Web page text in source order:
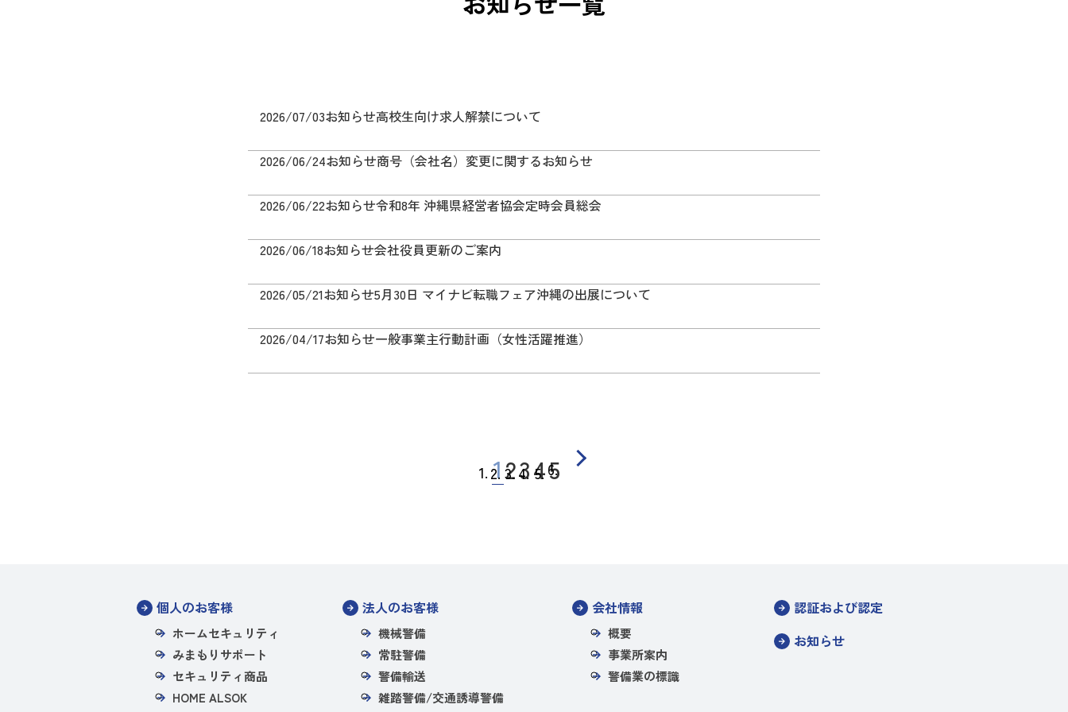
2026/07/03お知らせ高校生向け求人解禁について
2026/06/24お知らせ商号（会社名）変更に関するお知らせ
2026/06/22お知らせ令和8年 沖縄県経営者協会定時会員総会
2026/06/18お知らせ会社役員更新のご案内
2026/05/21お知らせ5月30日 マイナビ転職フェア沖縄の出展について
2026/04/17お知らせ一般事業主行動計画（女性活躍推進）
12345
個人のお客様
ホームセキュリティ
みまもりサポート
セキュリティ商品
HOME ALSOK
法人のお客様
機械警備
常駐警備
警備輸送
雑踏警備/交通誘導警備
会社情報
概要
事業所案内
警備業の標識
認証および認定
お知らせ